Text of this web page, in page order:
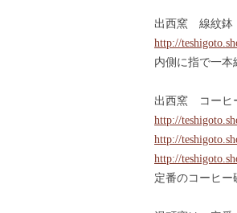
出西窯 線紋鉢
http://
内側に指で一本
出西窯 コーヒ
http://
http://
http://
定番のコーヒー